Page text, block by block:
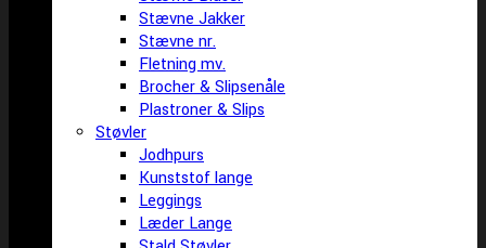
Stævne Jakker
Stævne nr.
Fletning mv.
Brocher & Slipsenåle
Plastroner & Slips
Støvler
Jodhpurs
Kunststof lange
Leggings
Læder Lange